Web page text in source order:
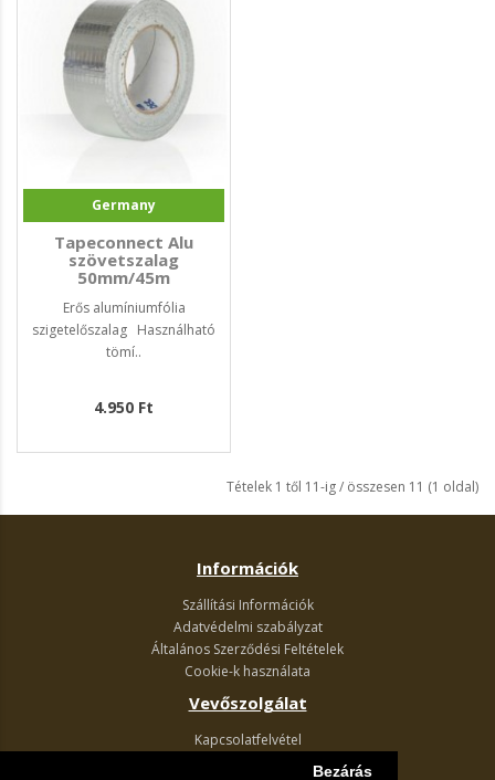
Bezárás
Germany
Tapeconnect Alu
szövetszalag
50mm/45m
Erős alumíniumfólia
szigetelőszalag Használható
tömí..
4.950 Ft
Tételek 1 től 11-ig / összesen 11 (1 oldal)
Információk
Szállítási Információk
Adatvédelmi szabályzat
Általános Szerződési Feltételek
Cookie-k használata
Vevőszolgálat
Kapcsolatfelvétel